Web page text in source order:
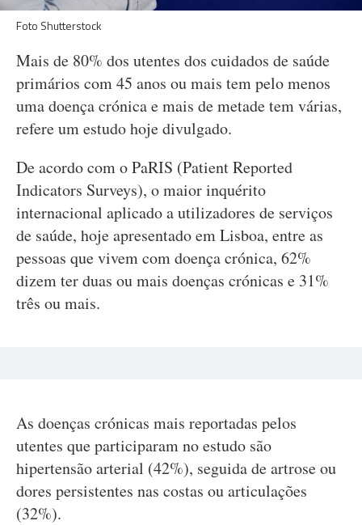
Foto Shutterstock
Mais de 80% dos utentes dos cuidados de saúde
primários com 45 anos ou mais tem pelo menos
uma doença crónica e mais de metade tem várias,
refere um estudo hoje divulgado.
De acordo com o PaRIS (Patient Reported
Indicators Surveys), o maior inquérito
internacional aplicado a utilizadores de serviços
de saúde, hoje apresentado em Lisboa, entre as
pessoas que vivem com doença crónica, 62%
dizem ter duas ou mais doenças crónicas e 31%
três ou mais.
As doenças crónicas mais reportadas pelos
utentes que participaram no estudo são
hipertensão arterial (42%), seguida de artrose ou
dores persistentes nas costas ou articulações
(32%).